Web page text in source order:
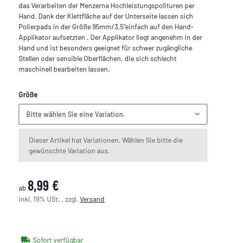
das Verarbeiten der Menzerna Hochleistungspolituren per
Hand. Dank der Klettfläche auf der Unterseite lassen sich
Polierpads in der Größe 95mm/3,5‘‘einfach auf den Hand-
Applikator aufsetzten . Der Applikator liegt angenehm in der
Hand und ist besonders geeignet für schwer zugängliche
Stellen oder sensible Oberflächen, die sich schlecht
maschinell bearbeiten lassen.
Größe
Bitte wählen Sie eine Variation.
x
Dieser Artikel hat Variationen. Wählen Sie bitte die
gewünschte Variation aus.
ab 8,99 €
inkl. 19% USt. , zzgl.Versand
Sofort verfügbar